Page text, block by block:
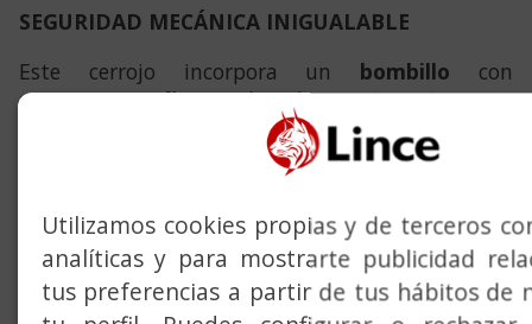
SEGURIDAD MECÁNICA INIGUALABLE
Este cerrojo incorpora un bombillo con
protecciones físicas de alta resistencia ante
ataques mecánicos, incluyendo anti-impresión,
anti-bumping, anti-ganzúa, anti-taladro, anti-
giro y anti-extracción… Tu puerta estará
protegida en todo momento.
SEGURIDAD INALÁMBRICA DE PRIMER NIVEL
El cerrojo SMARt7930 utiliza tecnología
Utilizamos cookies propias y de terceros
analíticas y para mostrarte publicidad
tus preferencias a partir de tus hábitos de